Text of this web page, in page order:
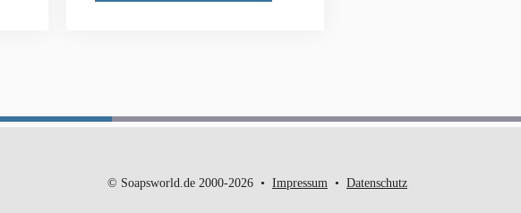
© Soapsworld.de 2000-2026 Impressum Datenschutz